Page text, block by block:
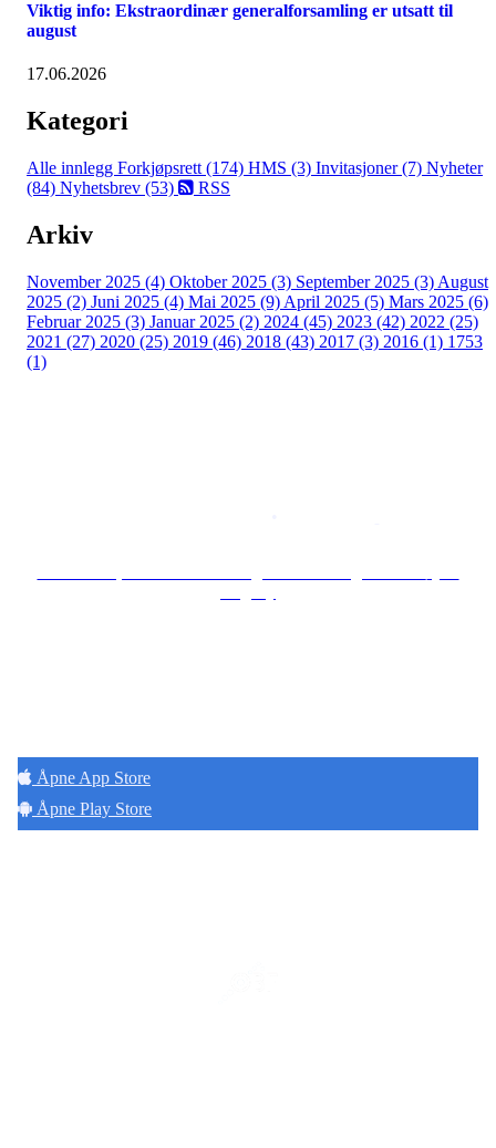
Viktig info: Ekstraordinær generalforsamling er utsatt til
august
17.06.2026
Kategori
Alle innlegg Forkjøpsrett (174) HMS (3) Invitasjoner (7) Nyheter
(84) Nyhetsbrev (53) RSS
Arkiv
November 2025 (4) Oktober 2025 (3) September 2025 (3) August
2025 (2) Juni 2025 (4) Mai 2025 (9) April 2025 (5) Mars 2025 (6)
Februar 2025 (3) Januar 2025 (2) 2024 (45) 2023 (42) 2022 (25)
2021 (27) 2020 (25) 2019 (46) 2018 (43) 2017 (3) 2016 (1) 1753
(1)
Åpne App Store
Åpne Play Store